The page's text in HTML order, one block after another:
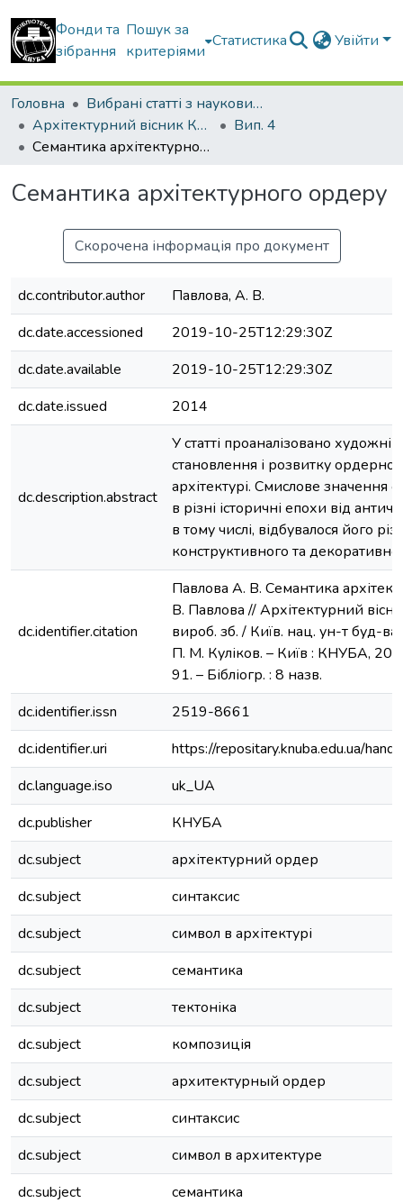
Фонди та
зібрання
Пошук за
критеріями
Статистика Увійти
Головна
Вибрані статті з наукових збірників КНУБА
Архітектурний вісник КНУБА
Вип. 4
Семантика архітектурного ордеру
Семантика архітектурного ордеру
Скорочена інформація про документ
dc.contributor.author
Павлова, А. В.
dc.date.accessioned
2019-10-25T12:29:30Z
dc.date.available
2019-10-25T12:29:30Z
dc.date.issued
2014
dc.description.abstract
У статті проаналізовано
становлення і розвитку
архітектурі. Смислове значення
в різні історичні епохи від
в тому числі, відбувалося його
конструктивного та
dc.identifier.citation
Павлова А. В. Семантика
В. Павлова // Архітектурний
вироб. зб. / Київ. нац. ун-т буд-ва
П. М. Куліков. – Київ : КНУБА,
91. – Бібліогр. : 8 назв.
dc.identifier.issn
2519-8661
dc.identifier.uri
https://repositary.knuba.edu.ua/
dc.language.iso
uk_UA
dc.publisher
КНУБА
dc.subject
архітектурний ордер
dc.subject
синтаксис
dc.subject
символ в архітектурі
dc.subject
семантика
dc.subject
тектоніка
dc.subject
композиція
dc.subject
архитектурный ордер
dc.subject
синтаксис
dc.subject
символ в архитектуре
dc.subject
семантика